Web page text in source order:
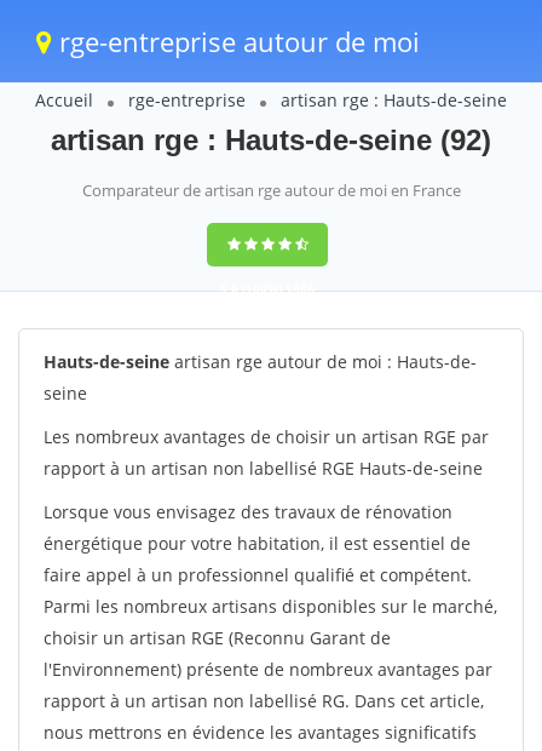
rge-entreprise autour de moi
Accueil rge-entreprise artisan rge : Hauts-de-seine
artisan rge : Hauts-de-seine (92)
Comparateur de artisan rge autour de moi en France
9,6(100%)1388
votes
Hauts-de-seine artisan rge autour de moi : Hauts-de-
seine
Les nombreux avantages de choisir un artisan RGE par
rapport à un artisan non labellisé RGE Hauts-de-seine
Lorsque vous envisagez des travaux de rénovation
énergétique pour votre habitation, il est essentiel de
faire appel à un professionnel qualifié et compétent.
Parmi les nombreux artisans disponibles sur le marché,
choisir un artisan RGE (Reconnu Garant de
l'Environnement) présente de nombreux avantages par
rapport à un artisan non labellisé RG. Dans cet article,
nous mettrons en évidence les avantages significatifs